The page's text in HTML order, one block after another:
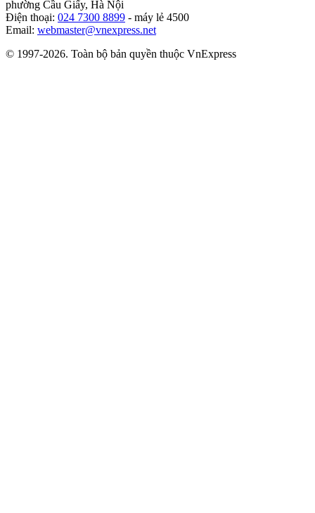
phường Cầu Giấy, Hà Nội
Điện thoại: 024 7300 8899 - máy lẻ 4500
Email: webmaster@vnexpress.net
© 1997-2026. Toàn bộ bản quyền thuộc VnExpress